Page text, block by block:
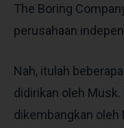
The Boring
perusahaan
Nah, itulah
didirikan oleh
dikembangkan